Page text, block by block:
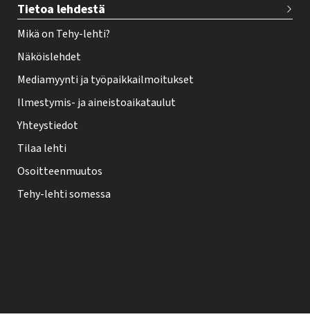
Tietoa lehdestä
Mikä on Tehy-lehti?
Näköislehdet
Mediamyynti ja työpaikkailmoitukset
Ilmestymis- ja aineistoaikataulut
Yhteystiedot
Tilaa lehti
Osoitteenmuutos
Tehy-lehti somessa